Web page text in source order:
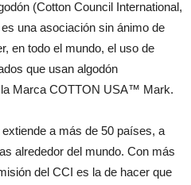
(Cotton Council International,
una asociación sin ánimo de
en todo el mundo, el uso de
que usan algodón
Marca COTTON USA™ Mark.
a más de 50 países, a
alrededor del mundo. Con más
del CCI es la de hacer que